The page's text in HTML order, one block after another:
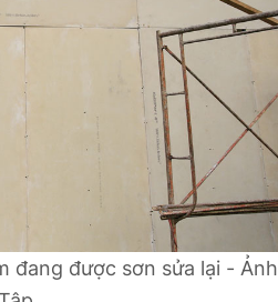
đang được sơn sửa lại -